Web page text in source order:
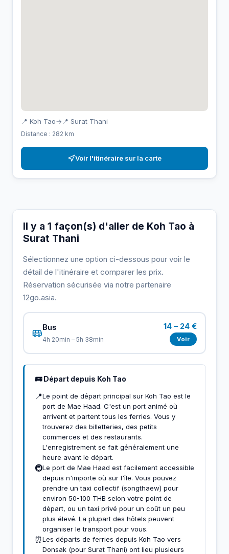
📍 Koh Tao→ 📍 Surat Thani
Distance : 282 km
Voir l'itinéraire sur la carte
Il y a 1 façon(s) d'aller de Koh Tao à
Surat Thani
Sélectionnez une option ci-dessous pour voir le
détail de l'itinéraire et comparer les prix.
Réservation sécurisée via notre partenaire
12go.asia.
Bus
4h 20min – 5h 38min
14 – 24 €
Voir
🚌 Départ depuis Koh Tao
📍Le point de départ principal sur Koh Tao est le
port de Mae Haad. C'est un port animé où
arrivent et partent tous les ferries. Vous y
trouverez des billetteries, des petits
commerces et des restaurants.
L'enregistrement se fait généralement une
heure avant le départ.
🚇Le port de Mae Haad est facilement accessible
depuis n'importe où sur l'île. Vous pouvez
prendre un taxi collectif (songthaew) pour
environ 50-100 THB selon votre point de
départ, ou un taxi privé pour un coût un peu
plus élevé. La plupart des hôtels peuvent
organiser le transport pour vous.
⏰Les départs de ferries depuis Koh Tao vers
Donsak (pour Surat Thani) ont lieu plusieurs